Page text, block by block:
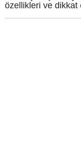
özellikleri ve dikkat